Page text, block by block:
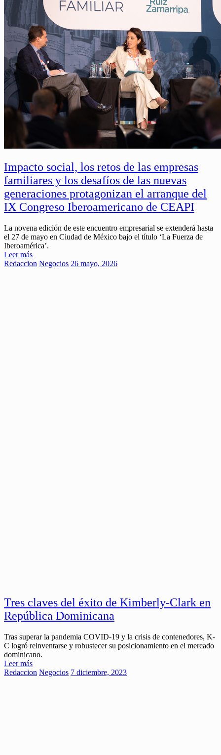
Impacto social, los retos de las empresas
familiares y los desafíos de las nuevas
generaciones protagonizan el arranque del
IX Congreso Iberoamericano de CEAPI
La novena edición de este encuentro empresarial se extenderá hasta
el 27 de mayo en Ciudad de México bajo el título ‘La Fuerza de
Iberoamérica’.
Leer más
Redaccion Negocios 26 mayo, 2026
Tres claves del éxito de Kimberly-Clark en
República Dominicana
Tras superar la pandemia COVID-19 y la crisis de contenedores, K-
C logró reinventarse y robustecer su posicionamiento en el mercado
dominicano.
Leer más
Redaccion Negocios 7 diciembre, 2023